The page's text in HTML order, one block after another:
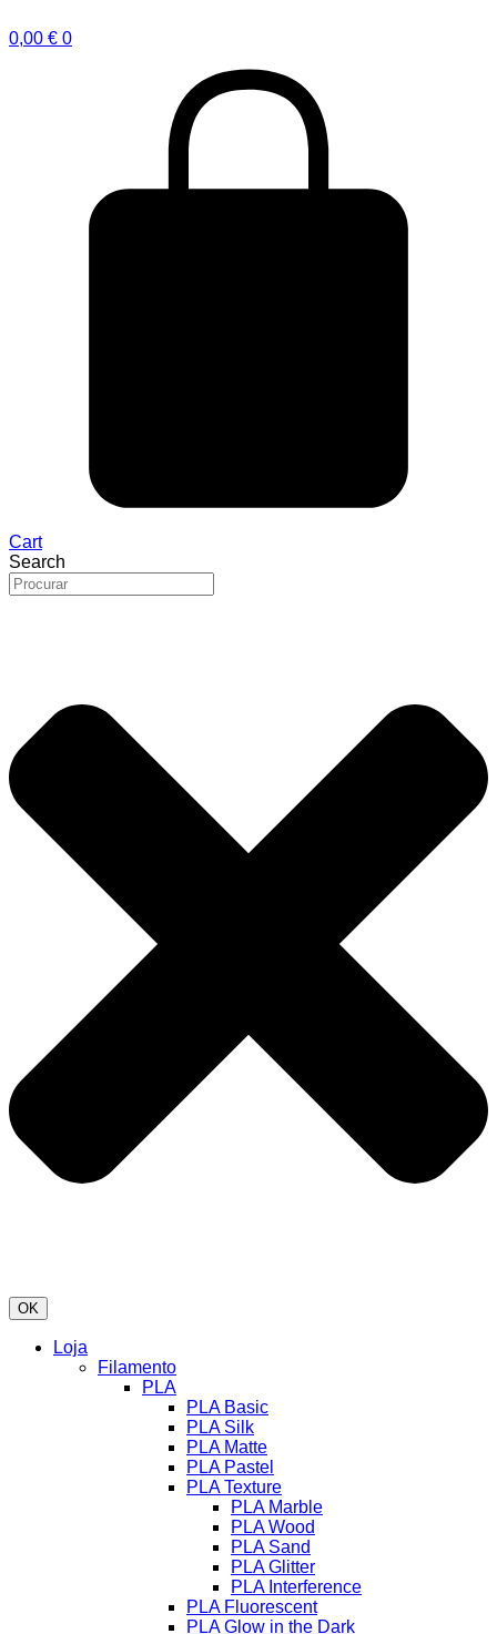
0,00 € 0
Cart
Search
OK
Loja
Filamento
PLA
PLA Basic
PLA Silk
PLA Matte
PLA Pastel
PLA Texture
PLA Marble
PLA Wood
PLA Sand
PLA Glitter
PLA Interference
PLA Fluorescent
PLA Glow in the Dark